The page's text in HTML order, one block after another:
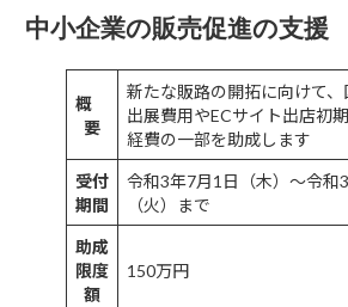
中小企業の販売促進の支援
概
要
新たな販路の開拓に向けて
出展費用やECサイト出店初
経費の一部を助成します
受付
期間
令和3年7月1日（木）～令和
（火）まで
助成
限度
額
150万円